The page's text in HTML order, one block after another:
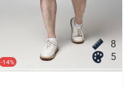
-14%
8
5